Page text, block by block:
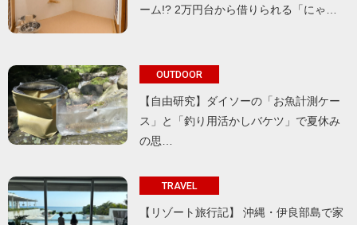
ーム!? 2万円台から借りられる「にゃ…
OUTDOOR
【自由研究】ダイソーの「お魚計測ケー
ス」と「釣り用活かしバケツ」で夏休み
の思…
TRAVEL
【リゾート旅行記】 沖縄・伊良部島で家